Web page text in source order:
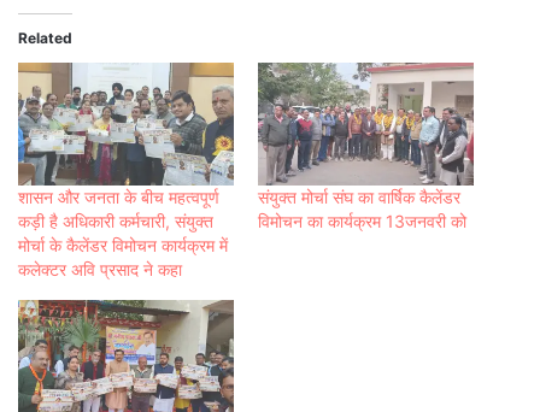
Related
शासन और जनता के बीच महत्वपूर्ण
कड़ी है अधिकारी कर्मचारी, संयुक्त
मोर्चा के कैलेंडर विमोचन कार्यक्रम में
कलेक्टर अवि प्रसाद ने कहा
संयुक्त मोर्चा संघ का वार्षिक कैलेंडर
विमोचन का कार्यक्रम 13जनवरी को